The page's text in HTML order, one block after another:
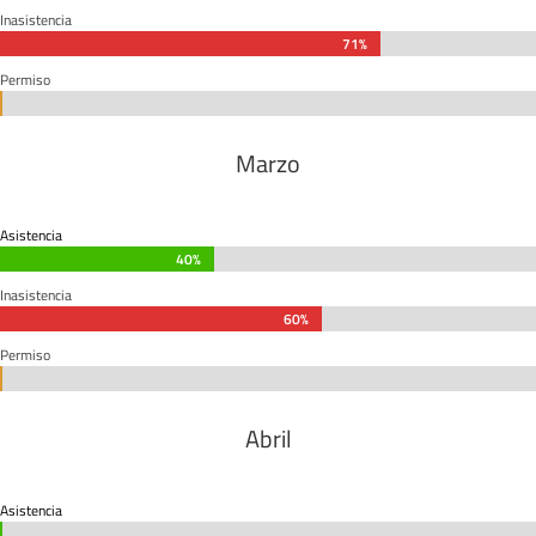
Inasistencia
71%
71%
Permiso
Marzo
Asistencia
40%
40%
Inasistencia
60%
60%
Permiso
Abril
Asistencia